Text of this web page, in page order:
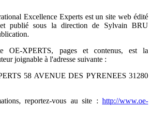
Excellence Experts est un site web édité
publié sous la direction de Sylvain BRU
OE-XPERTS, pages et contenus, est la
joignable à l'adresse suivante :
58 AVENUE DES PYRENEES 31280
reportez-vous au site : http://www.oe-